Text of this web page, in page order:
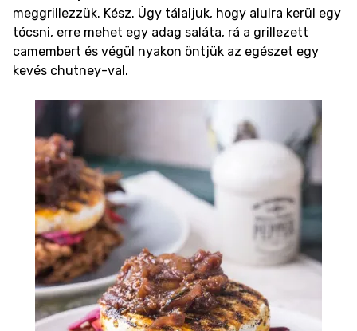
meggrillezzük. Kész. Úgy tálaljuk, hogy alulra kerül egy
tócsni, erre mehet egy adag saláta, rá a grillezett
camembert és végül nyakon öntjük az egészet egy
kevés chutney-val.